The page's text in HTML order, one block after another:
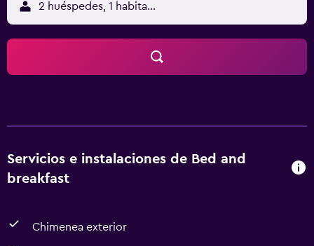
2 huéspedes, 1 habitación
Servicios e instalaciones de Bed and
breakfast
Chimenea exterior